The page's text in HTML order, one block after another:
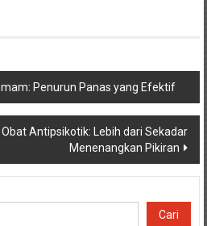
Penurun Panas yang Efektif
Antipsikotik: Lebih dari Sekadar
Menenangkan Pikiran
Cari